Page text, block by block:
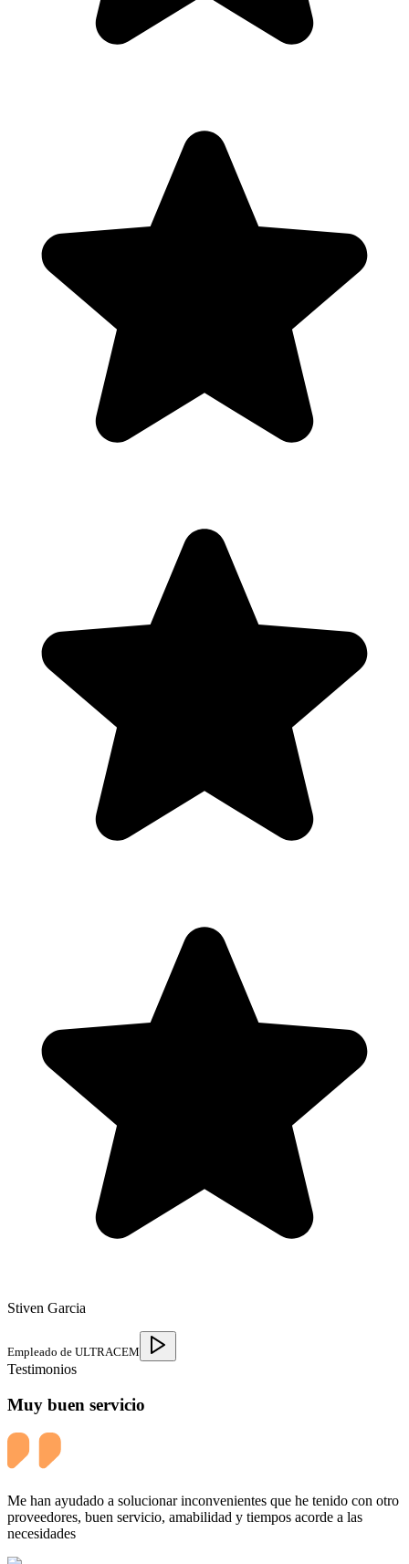
Stiven Garcia
Empleado de ULTRACEM
Testimonios
Muy buen servicio
Me han ayudado a solucionar inconvenientes que he tenido con otro
proveedores, buen servicio, amabilidad y tiempos acorde a las
necesidades